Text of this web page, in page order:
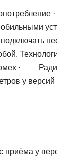
·
у версий
у